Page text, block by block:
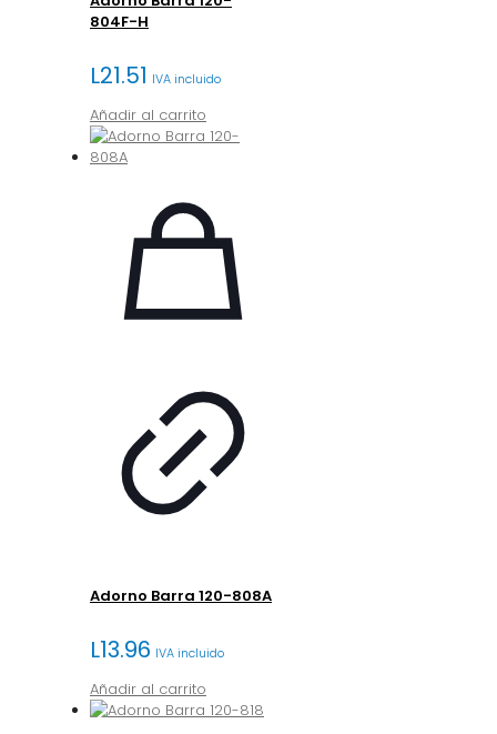
804F-H
L21.51 IVA incluido
Añadir al carrito
Adorno Barra 120-808A
L13.96 IVA incluido
Añadir al carrito